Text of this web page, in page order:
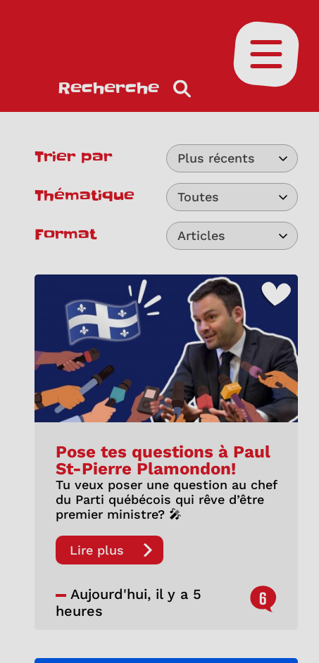
Recherche
Ouvrir le
Trier par Plus récents
Thématique Toutes
Format Articles
Pose tes questions à Paul
St-Pierre Plamondon!
Tu veux poser une question au chef
du Parti québécois qui rêve d’être
premier ministre? 🎤
Lire plus
Aujourd'hui, il y a 5
heures
6